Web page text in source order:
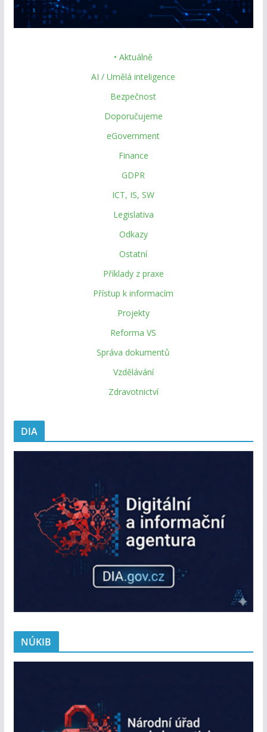
• Aktuálně
AI / Umělá inteligence
Bezpečnost
Doporučujeme
eGovernment
Finance
GDPR
ICT, IS, SW
Legislativa
Odkazy
Ostatní
Příklady z praxe
Přístup k informacím
Projekty
Reforma VS
Správa dokumentů
Vzdělávání
Zdravotnictví
DIA
NÚKIB